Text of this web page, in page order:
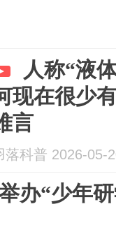
人称“液
现在很少
言
落科普 2026-05-
办“少年